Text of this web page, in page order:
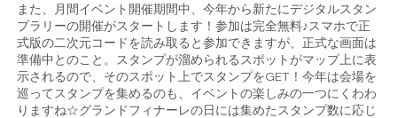
また、月間イベント開催期間中、今年から新たにデジタルスタン
プラリーの開催がスタートします！参加は完全無料♪スマホで正
式版の二次元コードを読み取ると参加できますが、正式な画面は
準備中とのこと。スタンプが溜められるスポットがマップ上に表
示されるので、そのスポット上でスタンプをGET！今年は会場を
巡ってスタンプを集めるのも、イベントの楽しみの一つにくわわ
りますね☆グランドフィナーレの日には集めたスタンプ数に応じ